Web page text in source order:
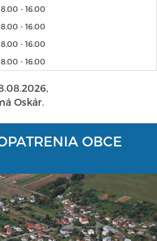
8.00 - 16.00
8.00 - 16.00
8.00 - 16.00
8.00 - 16.00
Oskár.
OBCE